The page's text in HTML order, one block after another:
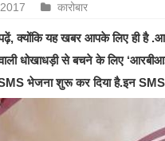
कारोबार
क्योंकि यह खबर आपके लिए ही है
धोखाधड़ी से बचने के लिए
भेजना शुरू कर दिया है.इन